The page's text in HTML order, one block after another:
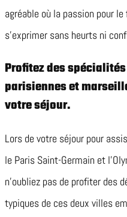
agréable où la passion pour
s’exprimer sans heurts ni
Profitez des
parisiennes et
votre séjour.
Lors de votre séjour pour
le Paris Saint-Germain et
n’oubliez pas de profiter des
typiques de ces deux villes